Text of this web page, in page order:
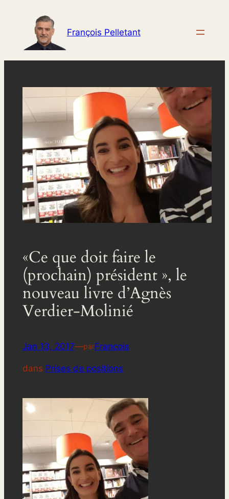
contenu
François Pelletant
«Ce que doit faire le
(prochain) président », le
nouveau livre d’Agnès
Verdier-Molinié
Jan 13, 2017—parFrancois
dans Prises de positions